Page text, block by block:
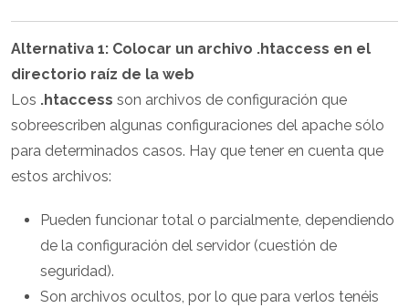
Alternativa 1: Colocar un archivo .htaccess en el
directorio raíz de la web
Los .htaccess son archivos de configuración que
sobreescriben algunas configuraciones del apache sólo
para determinados casos. Hay que tener en cuenta que
estos archivos:
Pueden funcionar total o parcialmente, dependiendo
de la configuración del servidor (cuestión de
seguridad).
Son archivos ocultos, por lo que para verlos tenéis